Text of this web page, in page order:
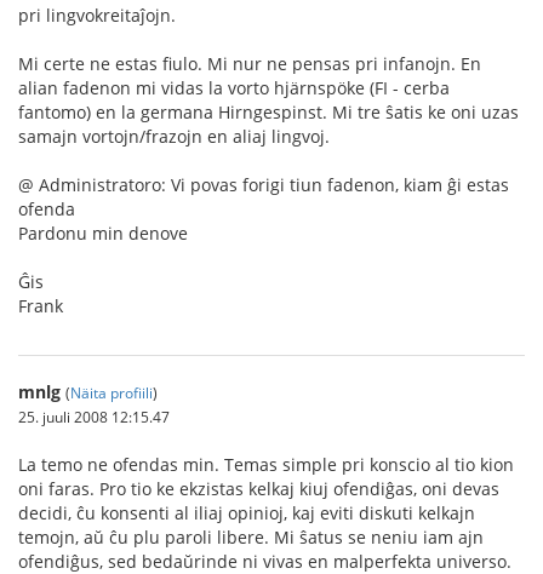
pri lingvokreitaĵojn.
Mi certe ne estas fiulo. Mi nur ne pensas pri infanojn. En
alian fadenon mi vidas la vorto hjärnspöke (FI - cerba
fantomo) en la germana Hirngespinst. Mi tre ŝatis ke oni uzas
samajn vortojn/frazojn en aliaj lingvoj.
@ Administratoro: Vi povas forigi tiun fadenon, kiam ĝi estas
ofenda
Pardonu min denove
Ĝis
Frank
mnlg (Näita profiili)
25. juuli 2008 12:15.47
La temo ne ofendas min. Temas simple pri konscio al tio kion
oni faras. Pro tio ke ekzistas kelkaj kiuj ofendiĝas, oni devas
decidi, ĉu konsenti al iliaj opinioj, kaj eviti diskuti kelkajn
temojn, aŭ ĉu plu paroli libere. Mi ŝatus se neniu iam ajn
ofendiĝus, sed bedaŭrinde ni vivas en malperfekta universo.